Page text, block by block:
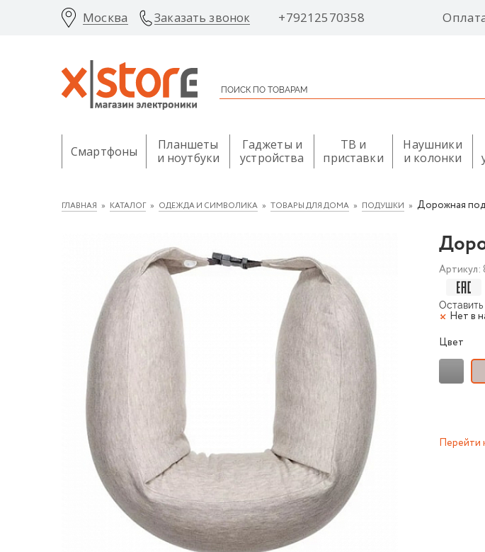
Москва Заказать звонок +79212570358
Смартфоны
Планшеты
и ноутбуки
Гаджеты и
устройства
ТВ и
приставки
Наушники
и колонки
ГЛАВНАЯ КАТАЛОГ ОДЕЖДА И СИМВОЛИКА ТОВАРЫ ДЛЯ ДОМА ПОДУШКИ Дорожная
Артикул:
Оставить
Нет в
Цвет
Перейти